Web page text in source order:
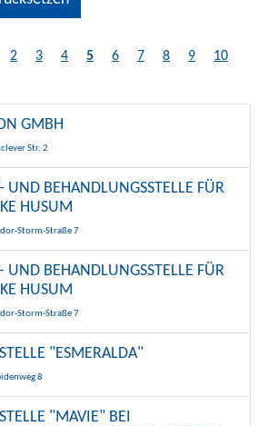
2 3 4 5 6 7 8 9
10
GMBH
Str. 2
UND BEHANDLUNGSSTELLE FÜR
HUSUM
Storm-Straße 7
UND BEHANDLUNGSSTELLE FÜR
HUSUM
Storm-Straße 7
"ESMERALDA"
8
"MAVIE" BEI